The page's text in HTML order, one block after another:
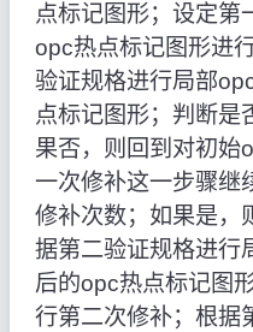
点标记图形；设定第
opc热点标记图形进
验证规格进行局部
点标记图形；判断是
果否，则回到对初始
一次修补这一步骤继
修补次数；如果是，
据第二验证规格进行
后的opc热点标记图
行第二次修补；根据